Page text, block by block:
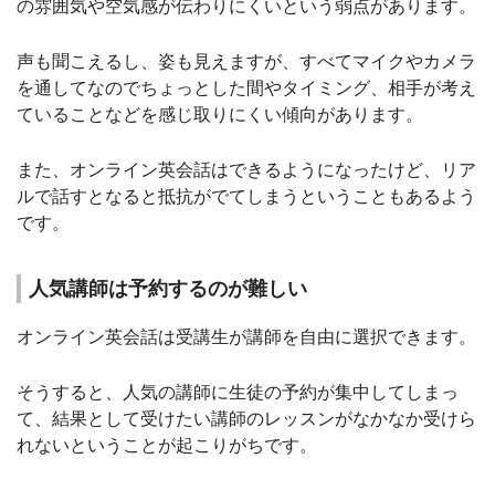
の雰囲気や空気感が伝わりにくいという弱点があります。
声も聞こえるし、姿も見えますが、すべてマイクやカメラ
を通してなのでちょっとした間やタイミング、相手が考え
ていることなどを感じ取りにくい傾向があります。
また、オンライン英会話はできるようになったけど、リア
ルで話すとなると抵抗がでてしまうということもあるよう
です。
人気講師は予約するのが難しい
オンライン英会話は受講生が講師を自由に選択できます。
そうすると、人気の講師に生徒の予約が集中してしまっ
て、結果として受けたい講師のレッスンがなかなか受けら
れないということが起こりがちです。